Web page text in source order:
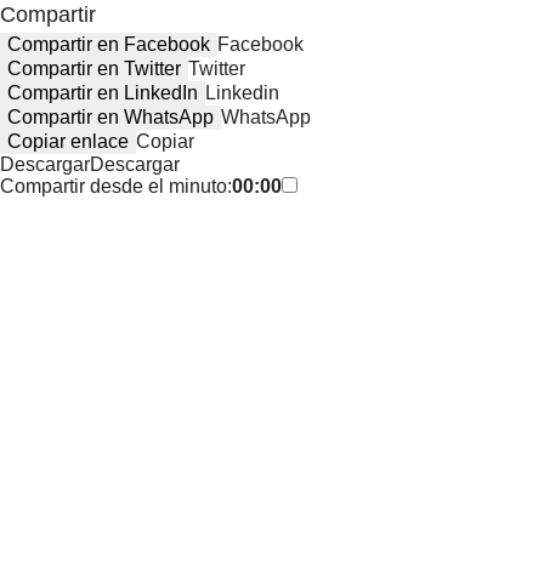
Compartir
Compartir en Facebook Facebook
Compartir en Twitter Twitter
Compartir en LinkedIn Linkedin
Compartir en WhatsApp WhatsApp
Copiar enlace Copiar
DescargarDescargar
Compartir desde el minuto:00:00